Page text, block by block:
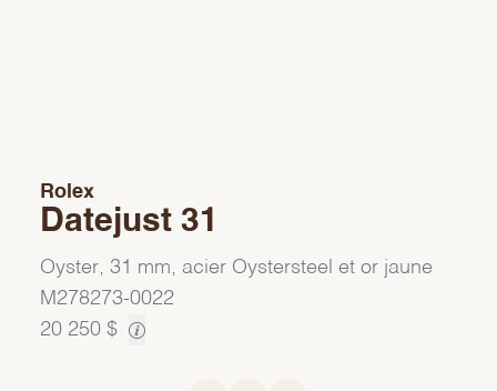
Rolex
Datejust 31
Oyster, 31 mm, acier Oystersteel et or jaune
M278273-0022
20 250 $